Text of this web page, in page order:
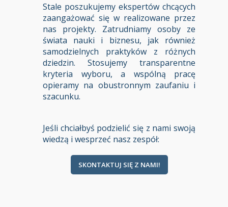
Stale poszukujemy ekspertów chcących
zaangażować się w realizowane przez
nas projekty. Zatrudniamy osoby ze
świata nauki i biznesu, jak również
samodzielnych praktyków z różnych
dziedzin. Stosujemy transparentne
kryteria wyboru, a wspólną pracę
opieramy na obustronnym zaufaniu i
szacunku.
Jeśli chciałbyś podzielić się z nami swoją
wiedzą i wesprzeć nasz zespół:
SKONTAKTUJ SIĘ Z NAMI!